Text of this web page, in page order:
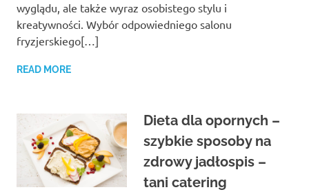
wyglądu, ale także wyraz osobistego stylu i
kreatywności. Wybór odpowiedniego salonu
fryzjerskiego[…]
READ MORE
Dieta dla opornych –
szybkie sposoby na
zdrowy jadłospis –
tani catering